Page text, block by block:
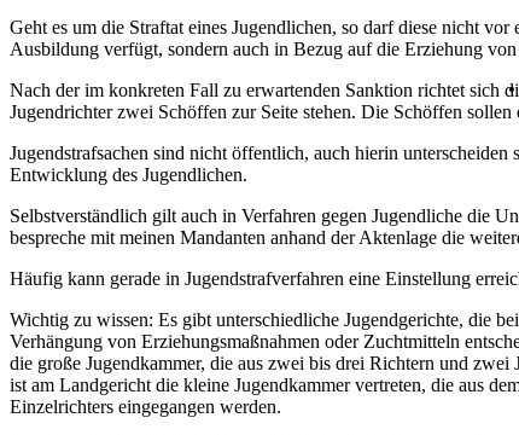
Geht es um die Straftat eines Jugendlichen, so darf diese nicht
Ausbildung verfügt, sondern auch in Bezug auf die Erziehung
Nach der im konkreten Fall zu erwartenden Sanktion richtet sich
Jugendrichter zwei Schöffen zur Seite stehen. Die Schöffen
Jugendstrafsachen sind nicht öffentlich, auch hierin
Entwicklung des Jugendlichen.
Selbstverständlich gilt auch in Verfahren gegen Jugendliche die
bespreche mit meinen Mandanten anhand der Aktenlage die
Häufig kann gerade in Jugendstrafverfahren eine Einstellung
Wichtig zu wissen: Es gibt unterschiedliche Jugendgerichte, die
Verhängung von Erziehungsmaßnahmen oder Zuchtmitteln
die große Jugendkammer, die aus zwei bis drei Richtern und
ist am Landgericht die kleine Jugendkammer vertreten, die aus
Einzelrichters eingegangen werden.